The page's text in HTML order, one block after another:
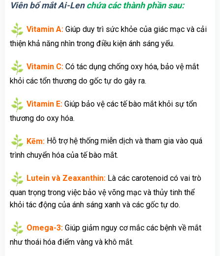
Viên bổ mắt Ai-Len chứa các thành phần sau:
Vitamin A:Giúp duy trì sức khỏe của giác mạc và cải
thiện khả năng nhìn trong điều kiện ánh sáng yếu.
Vitamin C:Có tác dụng chống oxy hóa, bảo vệ mắt
khỏi các tổn thương do gốc tự do gây ra.
Vitamin E: Giúp bảo vệ các tế bào mắt khỏi sự tổn
thương do oxy hóa.
Kẽm: Hỗ trợ hệ thống miễn dịch và tham gia vào quá
trình chuyển hóa của tế bào mắt.
Lutein và Zeaxanthin: Là các carotenoid có vai trò
quan trọng trong việc bảo vệ võng mạc và thủy tinh thể
khỏi tác động của ánh sáng xanh và các gốc tự do.
Omega-3:Giúp giảm nguy cơ mắc các bệnh về mắt
như thoái hóa điểm vàng và khô mắt.